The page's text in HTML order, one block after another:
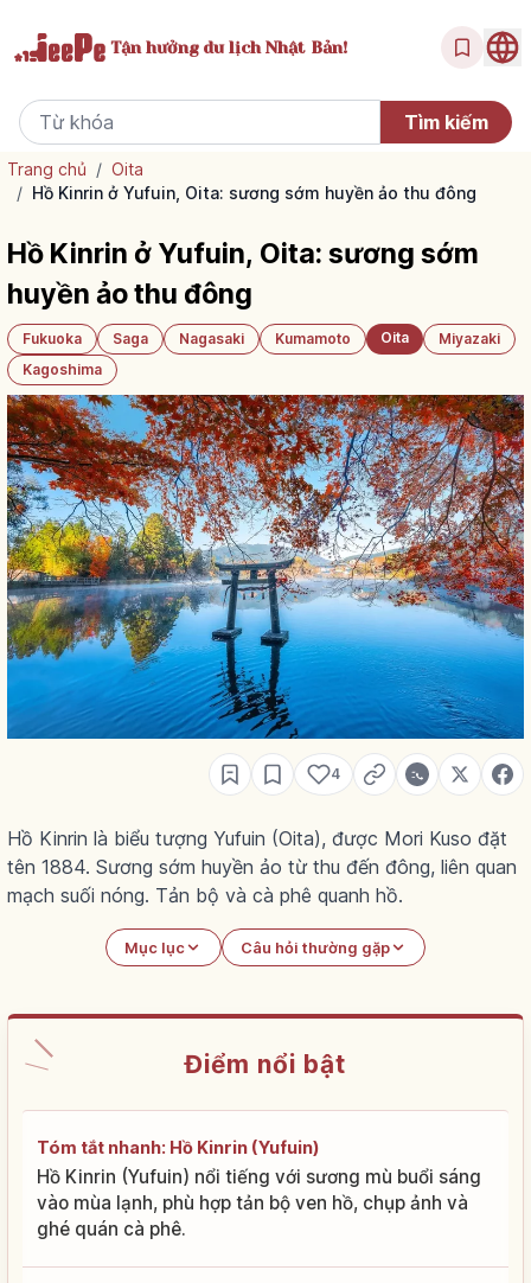
Tận hưởngdu lịch Nhật Bản!
Trang chủ / Oita
/ Hồ Kinrin ở Yufuin, Oita: sương sớm huyền ảo thu đông
Hồ Kinrin ở Yufuin, Oita: sương sớm
huyền ảo thu đông
Fukuoka Saga Nagasaki Kumamoto Oita
Miyazaki
Kagoshima
4
Hồ Kinrin là biểu tượng Yufuin (Oita), được Mori Kuso đặt
tên 1884. Sương sớm huyền ảo từ thu đến đông, liên quan
mạch suối nóng. Tản bộ và cà phê quanh hồ.
Mục lục Câu hỏi thường gặp
Điểm nổi bật
Tóm tắt nhanh: Hồ Kinrin (Yufuin)
Hồ Kinrin (Yufuin) nổi tiếng với sương mù buổi sáng
vào mùa lạnh, phù hợp tản bộ ven hồ, chụp ảnh và
ghé quán cà phê.